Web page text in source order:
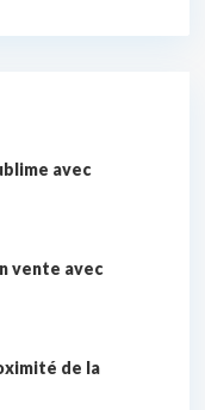
avec
vente avec
de la